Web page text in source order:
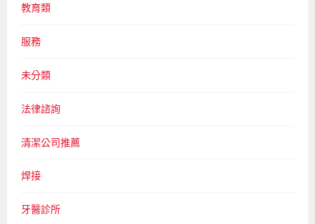
教育類
服務
未分類
法律諮詢
清潔公司推薦
焊接
牙醫診所